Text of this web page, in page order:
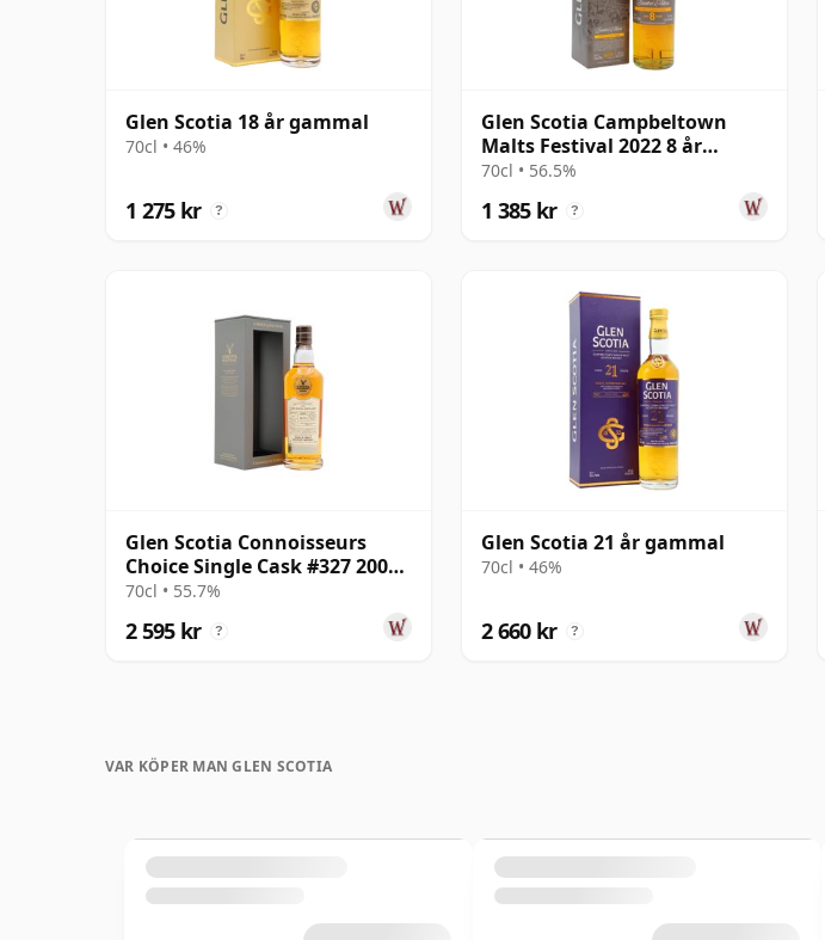
Glen Scotia 18 år gammal
70cl • 46%
1 275 kr ?
Glen Scotia Campbeltown
Malts Festival 2022 8 år
gammal
70cl • 56.5%
1 385 kr ?
Glen Scotia Connoisseurs
Choice Single Cask #327 2000
24 år gammal
70cl • 55.7%
2 595 kr ?
Glen Scotia 21 år gammal
70cl • 46%
2 660 kr ?
VAR KÖPER MAN GLEN SCOTIA